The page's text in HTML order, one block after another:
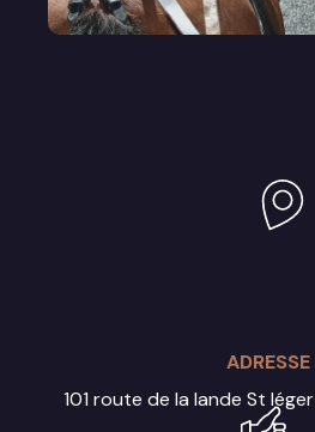
ADRESSE
101 route de la lande St léger